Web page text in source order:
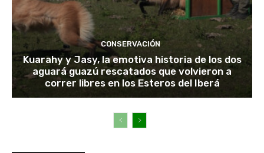
CONSERVACIÓN
Kuarahy y Jasy, la emotiva historia de los dos
aguará guazú rescatados que volvieron a
correr libres en los Esteros del Iberá